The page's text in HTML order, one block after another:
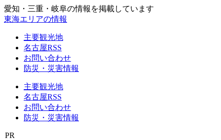
愛知・三重・岐阜の情報を掲載しています
東海エリアの情報
主要観光地
名古屋RSS
お問い合わせ
防災・災害情報
主要観光地
名古屋RSS
お問い合わせ
防災・災害情報
PR